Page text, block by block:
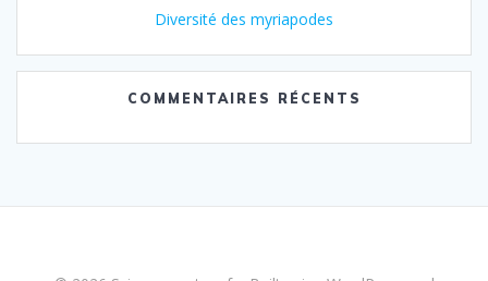
Diversité des myriapodes
COMMENTAIRES RÉCENTS